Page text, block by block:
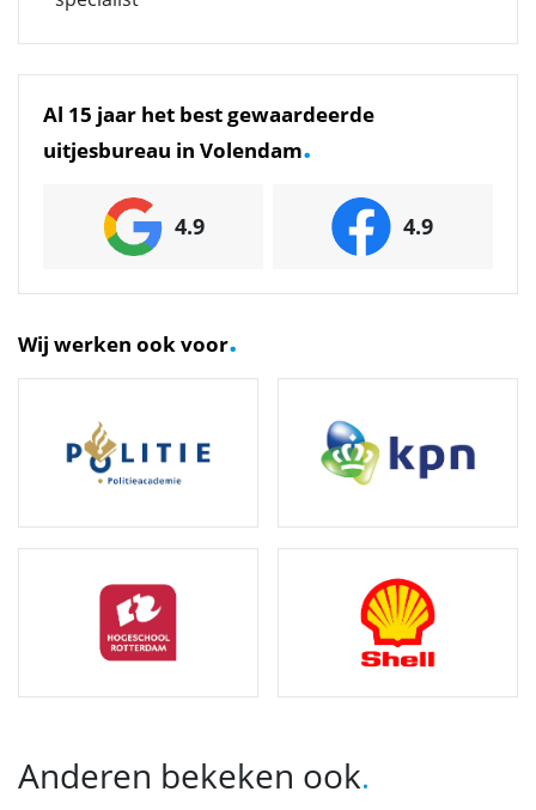
Al 15 jaar het best gewaardeerde
uitjesbureau in Volendam.
4.9 4.9
Wij werken ook voor.
Anderen bekeken ook.